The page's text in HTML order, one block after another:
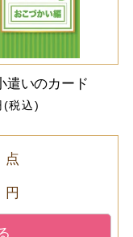
遣いのカード
税込)
点
円